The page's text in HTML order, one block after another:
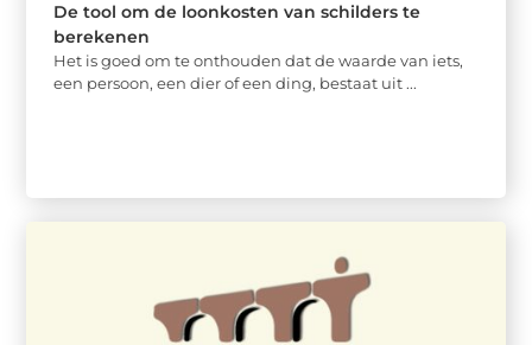
De tool om de loonkosten van schilders te
berekenen
Het is goed om te onthouden dat de waarde van iets,
een persoon, een dier of een ding, bestaat uit ...